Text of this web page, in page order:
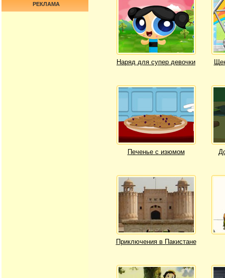
Наряд для супер девочки
Печенье с изюмом
Приключения в Пакистане
РЕКЛАМА